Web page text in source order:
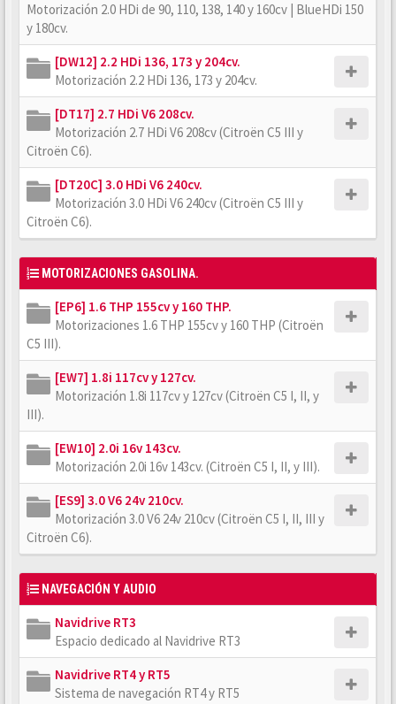
Motorización 2.0 HDi de 90, 110, 138, 140 y 160cv | BlueHDi 150
y 180cv.
[DW12] 2.2 HDi 136, 173 y 204cv.
Motorización 2.2 HDi 136, 173 y 204cv.
[DT17] 2.7 HDi V6 208cv.
Motorización 2.7 HDi V6 208cv (Citroën C5 III y
Citroën C6).
[DT20C] 3.0 HDi V6 240cv.
Motorización 3.0 HDi V6 240cv (Citroën C5 III y
Citroën C6).
MOTORIZACIONES GASOLINA.
[EP6] 1.6 THP 155cv y 160 THP.
Motorizaciones 1.6 THP 155cv y 160 THP (Citroën
C5 III).
[EW7] 1.8i 117cv y 127cv.
Motorización 1.8i 117cv y 127cv (Citroën C5 I, II, y
III).
[EW10] 2.0i 16v 143cv.
Motorización 2.0i 16v 143cv. (Citroën C5 I, II, y III).
[ES9] 3.0 V6 24v 210cv.
Motorización 3.0 V6 24v 210cv (Citroën C5 I, II, III y
Citroën C6).
NAVEGACIÓN Y AUDIO
Navidrive RT3
Espacio dedicado al Navidrive RT3
Navidrive RT4 y RT5
Sistema de navegación RT4 y RT5